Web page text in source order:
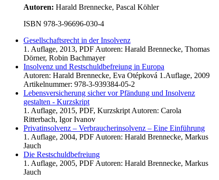
Autoren: Harald Brennecke, Pascal Köhler
ISBN 978-3-96696-030-4
Gesellschaftsrecht in der Insolvenz
1. Auflage, 2013, PDF Autoren: Harald Brennecke, Thomas
Dörner, Robin Bachmayer
Insolvenz und Restschuldbefreiung in Europa
Autoren: Harald Brennecke, Eva Otépková 1.Auflage, 2009
Artikelnummer: 978-3-939384-05-2
Lebensversicherung sicher vor Pfändung und Insolvenz
gestalten - Kurzskript
1. Auflage, 2015, PDF, Kurzskript Autoren: Carola
Ritterbach, Igor Ivanov
Privatinsolvenz – Verbraucherinsolvenz – Eine Einführung
1. Auflage, 2004, PDF Autoren: Harald Brennecke, Markus
Jauch
Die Restschuldbefreiung
1. Auflage, 2005, PDF Autoren: Harald Brennecke, Markus
Jauch